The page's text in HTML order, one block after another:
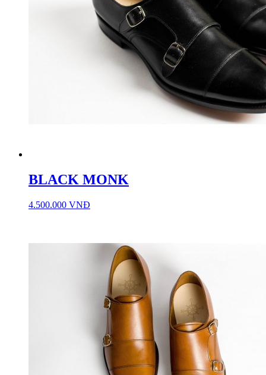
BLACK MONK
4.500.000 VNĐ